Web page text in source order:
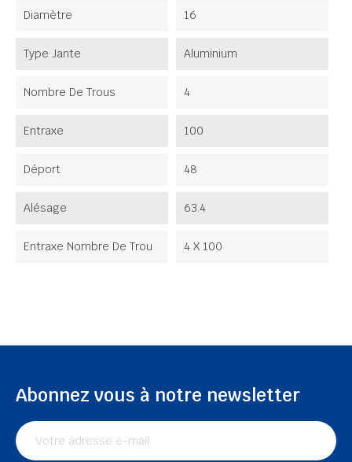
Diamètre 16
Type Jante Aluminium
Nombre De Trous 4
Entraxe 100
Déport 48
Alésage 63.4
Entraxe Nombre De Trou 4 X 100
Abonnez vous à notre newsletter